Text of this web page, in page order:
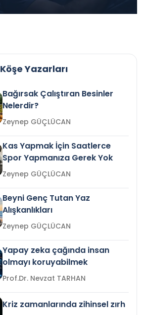
Köşe Yazarları
Bağırsak Çalıştıran Besinler
Nelerdir?
Zeynep GÜÇLÜCAN
Kas Yapmak İçin Saatlerce
Spor Yapmanıza Gerek Yok
Zeynep GÜÇLÜCAN
Beyni Genç Tutan Yaz
Alışkanlıkları
Zeynep GÜÇLÜCAN
Yapay zeka çağında insan
olmayı koruyabilmek
Prof.Dr. Nevzat TARHAN
Kriz zamanlarında zihinsel zırh